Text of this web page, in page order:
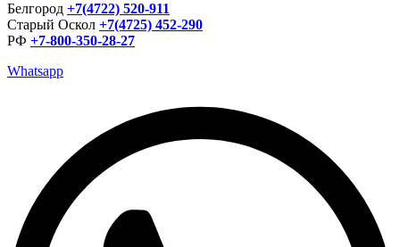
Белгород +7(4722) 520-911
Старый Оскол +7(4725) 452-290
РФ +7-800-350-28-27
Whatsapp